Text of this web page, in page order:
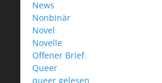
News
Nonbinär
Novel
Novelle
Offener Brief
Queer
queer gelesen